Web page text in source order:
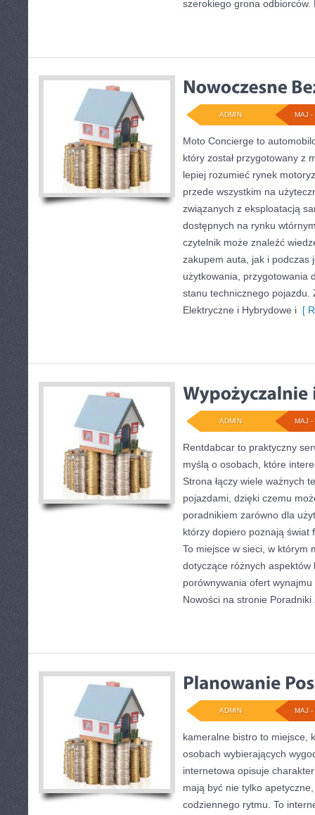
szerokiego grona odbiorców.
MAJ -
ADMIN
Moto Concierge to
który został przygotowany z
lepiej rozumieć rynek
przede wszystkim na
związanych z eksploatacją
dostępnych na rynku
czytelnik może znaleźć
zakupem auta, jak i podczas
użytkowania, przygotowania
stanu technicznego pojazdu.
Elektryczne i Hybrydowe i [
MAJ -
ADMIN
Rentdabcar to praktyczny
myślą o osobach, które
Strona łączy wiele ważnych
pojazdami, dzięki czemu
poradnikiem zarówno dla
którzy dopiero poznają świat
To miejsce w sieci, w którym
dotyczące różnych
porównywania ofert
Nowości na stronie Poradniki
MAJ -
ADMIN
kameralne bistro to miejsce,
osobach wybierających
internetowa opisuje
mają być nie tylko
codziennego rytmu. To